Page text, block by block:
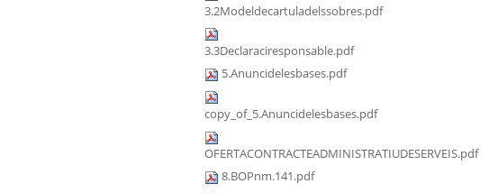
3.2Modeldecartuladelssobres.pdf
3.3Declaraciresponsable.pdf
5.Anuncidelesbases.pdf
copy_of_5.Anuncidelesbases.pdf
OFERTACONTRACTEADMINISTRATIUDESERVEIS.pdf
8.BOPnm.141.pdf